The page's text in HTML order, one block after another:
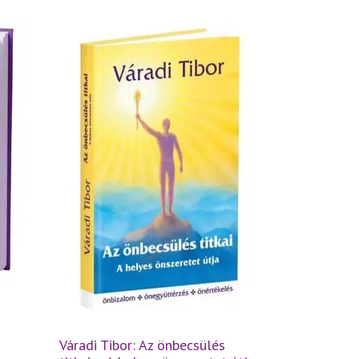
Váradi Tibor: Az önbecsülés